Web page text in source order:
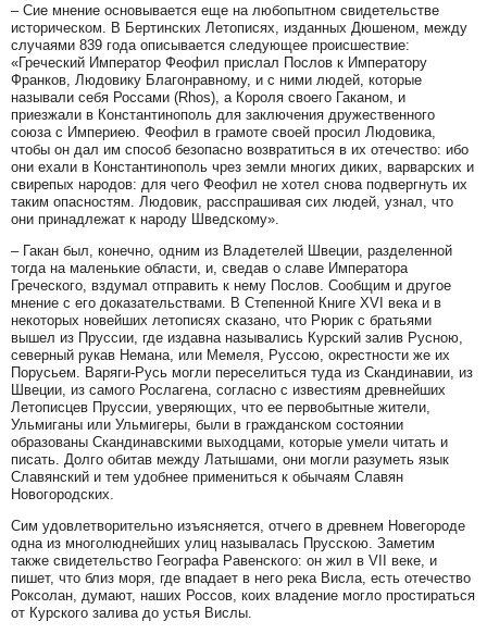
– Сие мнение основывается еще на любопытном свидетельстве
историческом. В Бертинских Летописях, изданных Дюшеном, между
случаями 839 года описывается следующее происшествие:
«Греческий Император Феофил прислал Послов к Императору
Франков, Людовику Благонравному, и с ними людей, которые
называли себя Россами (Rhos), а Короля своего Гаканом, и
приезжали в Константинополь для заключения дружественного
союза с Империею. Феофил в грамоте своей просил Людовика,
чтобы он дал им способ безопасно возвратиться в их отечество: ибо
они ехали в Константинополь чрез земли многих диких, варварских и
свирепых народов: для чего Феофил не хотел снова подвергнуть их
таким опасностям. Людовик, расспрашивая сих людей, узнал, что
они принадлежат к народу Шведскому».
– Гакан был, конечно, одним из Владетелей Швеции, разделенной
тогда на маленькие области, и, сведав о славе Императора
Греческого, вздумал отправить к нему Послов. Сообщим и другое
мнение с его доказательствами. В Степенной Книге XVI века и в
некоторых новейших летописях сказано, что Рюрик с братьями
вышел из Пруссии, где издавна назывались Курский залив Русною,
северный рукав Немана, или Мемеля, Руссою, окрестности же их
Порусьем. Варяги-Русь могли переселиться туда из Скандинавии, из
Швеции, из самого Рослагена, согласно с известиям древнейших
Летописцев Пруссии, уверяющих, что ее первобытные жители,
Ульмиганы или Ульмигеры, были в гражданском состоянии
образованы Скандинавскими выходцами, которые умели читать и
писать. Долго обитав между Латышами, они могли разуметь язык
Славянский и тем удобнее примениться к обычаям Славян
Новогородских.
Сим удовлетворительно изъясняется, отчего в древнем Новегороде
одна из многолюднейших улиц называлась Прусскою. Заметим
также свидетельство Географа Равенского: он жил в VII веке, и
пишет, что близ моря, где впадает в него река Висла, есть отечество
Роксолан, думают, наших Россов, коих владение могло простираться
от Курского залива до устья Вислы.